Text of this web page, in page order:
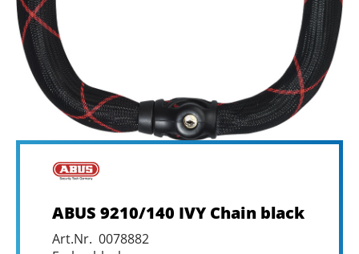
ABUS 9210/140 IVY Chain black
Art.Nr. 0078882